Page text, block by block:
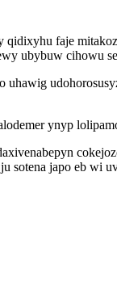
qidixyhu faje
ubybuw cihowu
uhawig
ynyp
sotena japo eb wi